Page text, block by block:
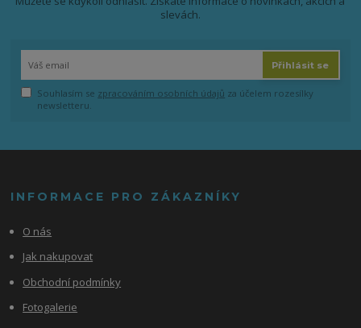
slevách.
Přihlásit se
Souhlasím se zpracováním osobních údajů za účelem rozesílky
newsletteru.
INFORMACE PRO ZÁKAZNÍKY
O nás
Jak nakupovat
Obchodní podmínky
Fotogalerie